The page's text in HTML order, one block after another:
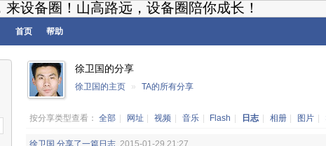
来设备圈！山高路远，设备圈陪你成长！
首页 帮助
徐卫国的分享
徐卫国的主页 » TA的所有分享
按分享类型查看： 全部 网址 视频 音乐 Flash 日志 相册 图片
徐卫国 分享了一篇日志 2015-01-29 21:27